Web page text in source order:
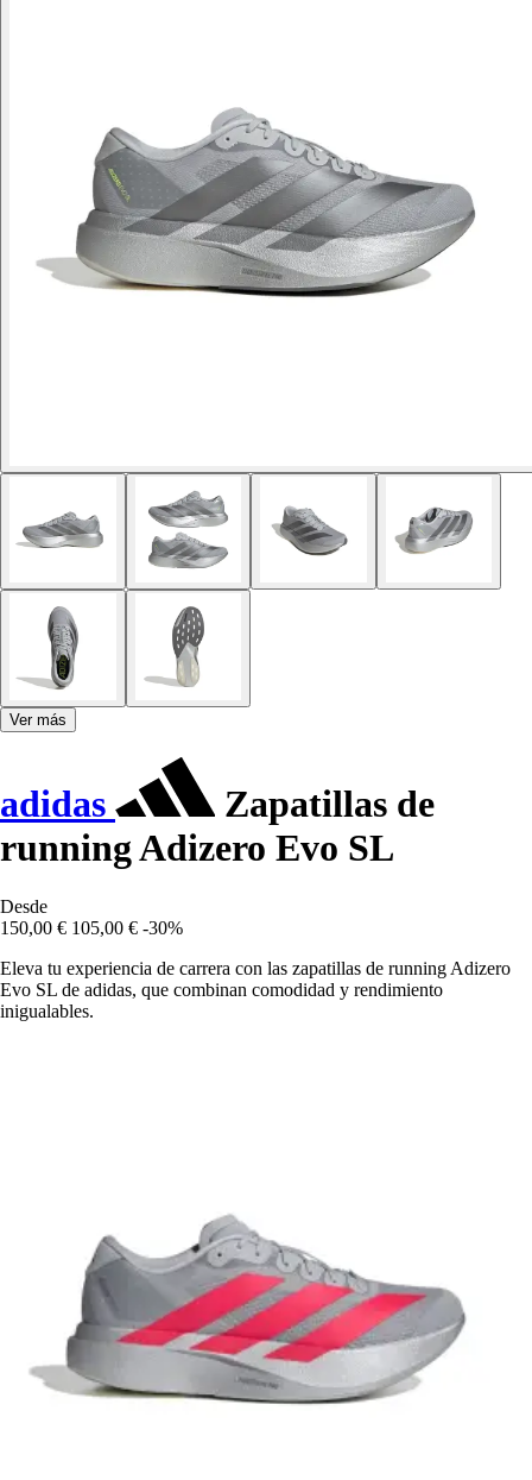
Ver más
adidas
Zapatillas de
running Adizero Evo SL
Desde
150,00 € 105,00 € -30%
Eleva tu experiencia de carrera con las zapatillas de running Adizero
Evo SL de adidas, que combinan comodidad y rendimiento
inigualables.